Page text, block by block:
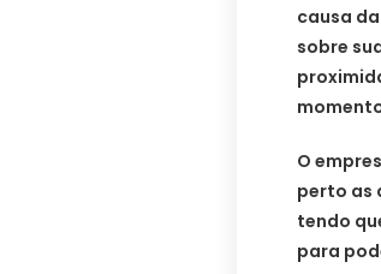
causa
sobre
O
perto as
tendo
para